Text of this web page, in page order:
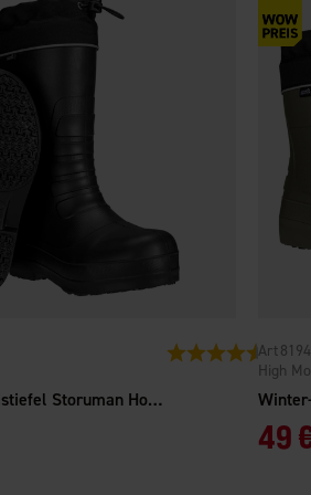
Winter-Gummistiefel Storuman Hoch Schwarz
Bewertung: 4.5 von
High
8194
49